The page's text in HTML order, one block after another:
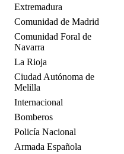
Extremadura
Comunidad de Madrid
Comunidad Foral de
Navarra
La Rioja
Ciudad Autónoma de
Melilla
Internacional
Bomberos
Policía Nacional
Armada Española